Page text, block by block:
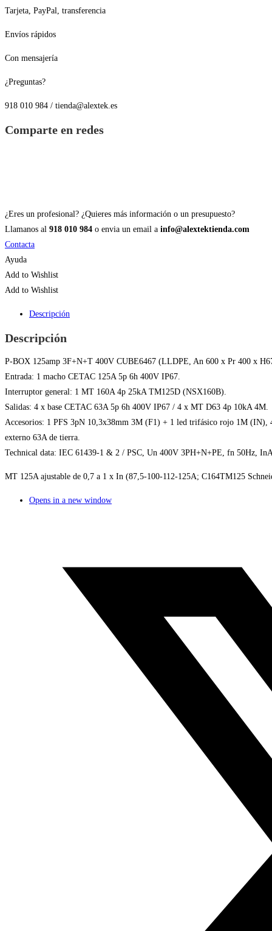
Tarjeta, PayPal, transferencia
Envíos rápidos
Con mensajería
¿Preguntas?
918 010 984 / tienda@alextek.es
Comparte en redes
¿Eres un profesional? ¿Quieres más información o un presupuesto?
Llamanos al 918 010 984 o envia un email a info@alextektienda.com
Contacta
Ayuda
Add to Wishlist
Add to Wishlist
Descripción
Descripción
P-BOX 125amp 3F+N+T 400V CUBE6467 (LLDPE, An 600 x Pr 400 x
Entrada: 1 macho CETAC 125A 5p 6h 400V IP67.
Interruptor general: 1 MT 160A 4p 25kA TM125D (NSX160B).
Salidas: 4 x base CETAC 63A 5p 6h 400V IP67 / 4 x MT D63 4p 10kA 4M.
Accesorios: 1 PFS 3pN 10,3x38mm 3M (F1) + 1 led trifásico rojo 1M
externo 63A de tierra.
Technical data: IEC 61439-1 & 2 / PSC, Un 400V 3PH+N+PE, fn 50Hz,
MT 125A ajustable de 0,7 a 1 x In (87,5-100-112-125A; C164TM125
Opens in a new window